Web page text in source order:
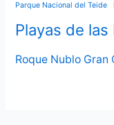
Parque Nacional del Teide
Playas de las
Roque Nublo Gran